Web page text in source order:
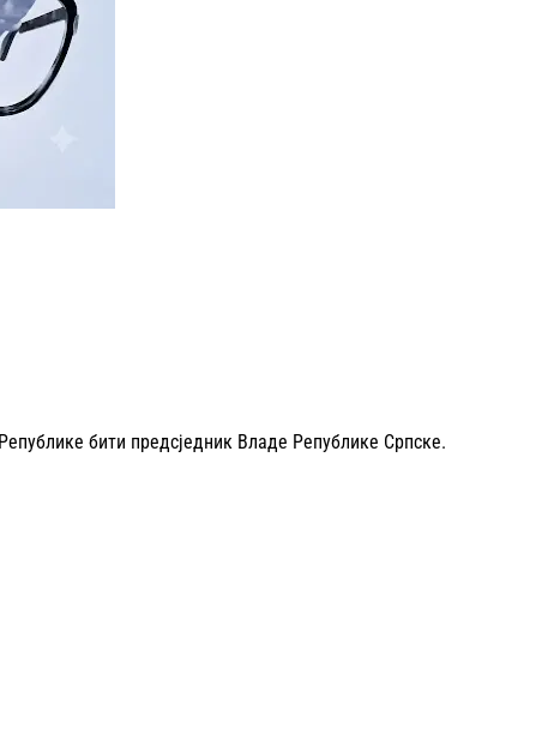
бити предсједник Владе Републике Српске.